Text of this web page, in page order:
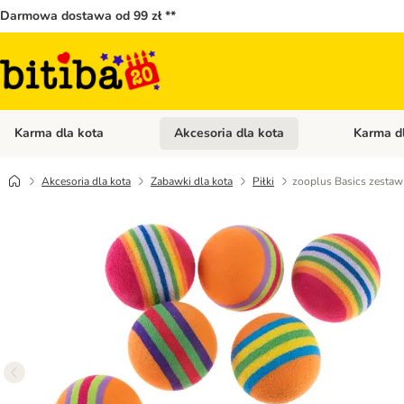
Darmowa dostawa od 99 zł **
Karma dla kota Otwórz menu kategorii: Karma dla kota
Akcesoria dla kota Otwórz
Karma
Akcesoria dla kota Zabawki dla kota Piłki zooplus Basics